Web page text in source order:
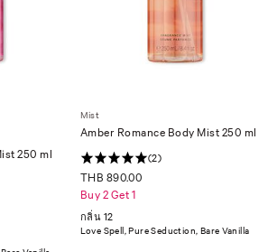
250 ml
Mist
Amber Romance Body Mist 250 ml
(2)
THB 890.00
Buy 2 Get 1
กลิ่น 12
Love Spell, Pure Seduction, Bare Vanilla